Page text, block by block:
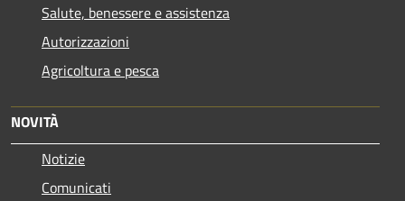
Salute, benessere e assistenza
Autorizzazioni
Agricoltura e pesca
NOVITÀ
Notizie
Comunicati